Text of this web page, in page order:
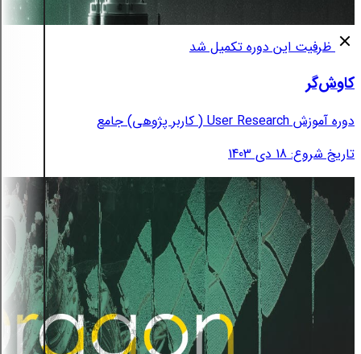
ظرفیت این دوره تکمیل شد
کاوش‌گر
دوره آموزش User Research ( کاربر پژوهی) جامع
تاریخ شروع: 18 دی 1403